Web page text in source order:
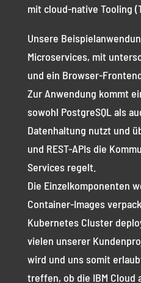
mit cloud-native Tooling
Unsere
Microservices, mit
und ein Browser-
Zur Anwendung kommt
sowohl PostgreSQL als
Datenhaltung nutzt und
und REST-APIs die
Services regelt.
Die Einzelkomponenten
Container-Images
Kubernetes Cluster
vielen unserer
wird und uns somit
treffen, ob die IBM Cloud